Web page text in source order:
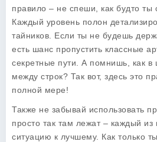
правило – не спеши, как будто ты
Каждый уровень полон
тайников. Если ты не будешь
есть шанс пропустить классные
секретные пути. А помнишь, как в
между строк? Так вот, здесь это
полной мере!
Также не забывай использовать
просто так там лежат – каждый из
ситуацию к лучшему. Как только